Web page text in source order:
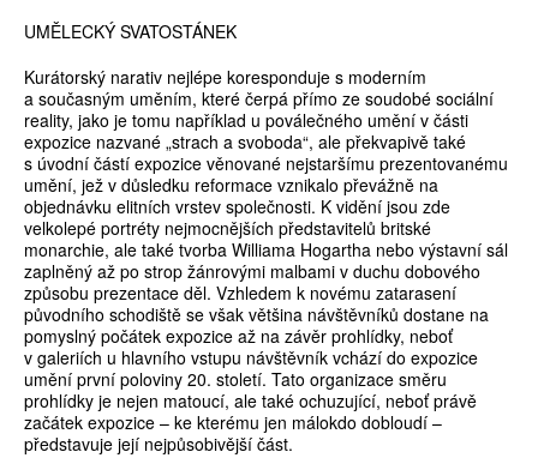
UMĚLECKÝ SVATOSTÁNEK
Kurátorský narativ nejlépe koresponduje s moderním
a současným uměním, které čerpá přímo ze soudobé sociální
reality, jako je tomu například u poválečného umění v části
expozice nazvané „strach a svoboda“, ale překvapivě také
s úvodní částí expozice věnované nejstaršímu prezentovanému
umění, jež v důsledku reformace vznikalo převážně na
objednávku elitních vrstev společnosti. K vidění jsou zde
velkolepé portréty nejmocnějších představitelů britské
monarchie, ale také tvorba Williama Hogartha nebo výstavní sál
zaplněný až po strop žánrovými malbami v duchu dobového
způsobu prezentace děl. Vzhledem k novému zatarasení
původního schodiště se však většina návštěvníků dostane na
pomyslný počátek expozice až na závěr prohlídky, neboť
v galeriích u hlavního vstupu návštěvník vchází do expozice
umění první poloviny 20. století. Tato organizace směru
prohlídky je nejen matoucí, ale také ochuzující, neboť právě
začátek expozice – ke kterému jen málokdo dobloudí –
představuje její nejpůsobivější část.